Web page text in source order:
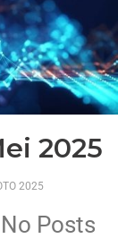
2025
2025
Posts